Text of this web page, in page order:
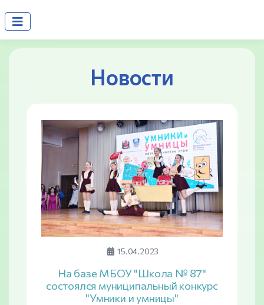
Новости
15.04.2023
На базе МБОУ "Школа № 87"
состоялся муниципальный конкурс
"Умники и умницы"